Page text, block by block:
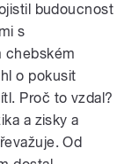
budoucnost
s
chebském
o pokusit
Proč to vzdal?
a zisky a
Od